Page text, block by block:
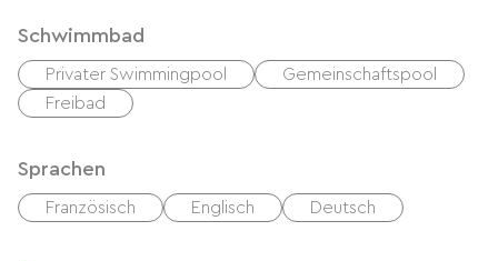
Schwimmbad
Privater Swimmingpool
Gemeinschaftspool
Freibad
Sprachen
Französisch Englisch Deutsch